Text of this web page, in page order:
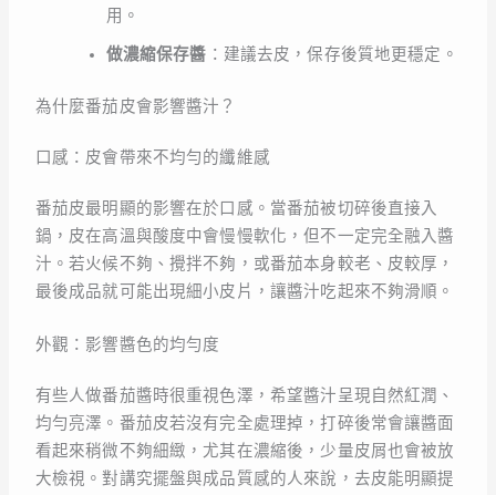
用。
做濃縮保存醬 ：建議去皮，保存後質地更穩定。
為什麼番茄皮會影響醬汁？
口感：皮會帶來不均勻的纖維感
番茄皮最明顯的影響在於口感。當番茄被切碎後直接入
鍋，皮在高溫與酸度中會慢慢軟化，但不一定完全融入醬
汁。若火候不夠、攪拌不夠，或番茄本身較老、皮較厚，
最後成品就可能出現細小皮片，讓醬汁吃起來不夠滑順。
外觀：影響醬色的均勻度
有些人做番茄醬時很重視色澤，希望醬汁呈現自然紅潤、
均勻亮澤。番茄皮若沒有完全處理掉，打碎後常會讓醬面
看起來稍微不夠細緻，尤其在濃縮後，少量皮屑也會被放
大檢視。對講究擺盤與成品質感的人來說，去皮能明顯提